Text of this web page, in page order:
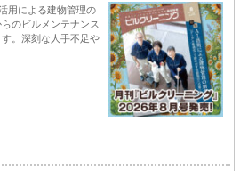
用による建物管理の
のビルメンテナンス
。深刻な人手不足や